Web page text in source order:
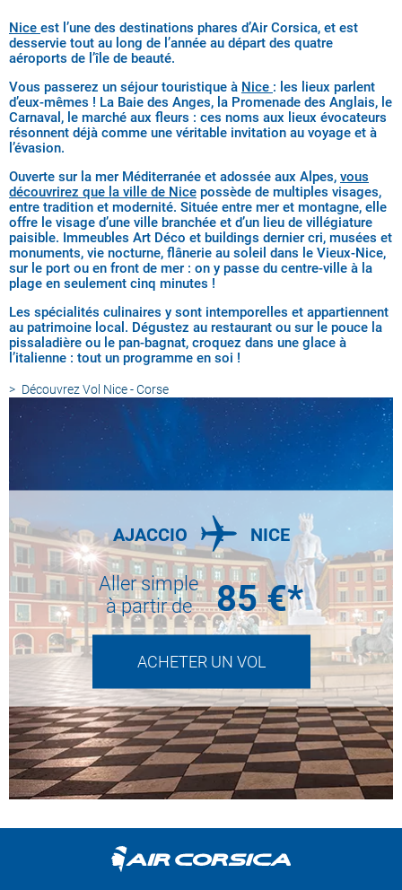
Nice est l’une des destinations phares d’Air Corsica, et est
desservie tout au long de l’année au départ des quatre
aéroports de l’île de beauté.
Vous passerez un séjour touristique à Nice : les lieux parlent
d’eux-mêmes ! La Baie des Anges, la Promenade des Anglais, le
Carnaval, le marché aux fleurs : ces noms aux lieux évocateurs
résonnent déjà comme une véritable invitation au voyage et à
l’évasion.
Ouverte sur la mer Méditerranée et adossée aux Alpes, vous
découvrirez que la ville de Nice possède de multiples visages,
entre tradition et modernité. Située entre mer et montagne, elle
offre le visage d’une ville branchée et d’un lieu de villégiature
paisible. Immeubles Art Déco et buildings dernier cri, musées et
monuments, vie nocturne, flânerie au soleil dans le Vieux-Nice,
sur le port ou en front de mer : on y passe du centre-ville à la
plage en seulement cinq minutes !
Les spécialités culinaires y sont intemporelles et appartiennent
au patrimoine local. Dégustez au restaurant ou sur le pouce la
pissaladière ou le pan-bagnat, croquez dans une glace à
l’italienne : tout un programme en soi !
DécouvrezVol Nice - Corse
AJACCIO NICE
Aller simple
à partir de
85 €*
ACHETER UN VOL